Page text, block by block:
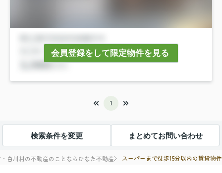
会員登録をして限定物件を見る
1
検索条件を変更 まとめてお問い合わせ
白川村の不動産のことならひなた不動産 スーパーまで徒歩15分以内の賃貸物件